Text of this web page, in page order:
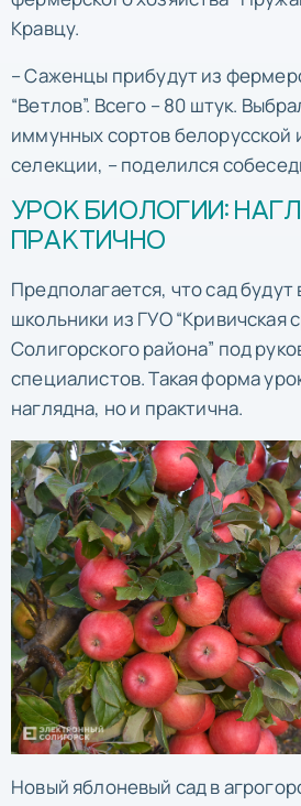
Кравцу.
– Саженцы прибудут из
“Ветлов”. Всего – 80 штук.
иммунных сортов белорусской
селекции, – поделился
УРОК БИОЛОГИИ:
ПРАКТИЧНО
Предполагается, что сад
школьники из ГУО “Кривичская
Солигорского района” под
специалистов. Такая форма
наглядна, но и практична.
Новый яблоневый сад в